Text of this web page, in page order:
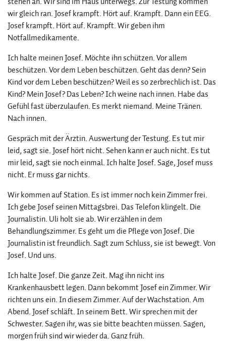
wir gleich ran. Josef krampft. Hört auf. Krampft. Dann ein EEG.
Josef krampft. Hört auf. Krampft. Wir geben ihm
Notfallmedikamente.
Ich halte meinen Josef. Möchte ihn schützen. Vor allem
beschützen. Vor dem Leben beschützen. Geht das denn? Sein
Kind vor dem Leben beschützen? Weil es so zerbrechlich ist. Das
Kind? Mein Josef? Das Leben? Ich weine nach innen. Habe das
Gefühl fast überzulaufen. Es merkt niemand. Meine Tränen.
Nach innen.
Gespräch mit der Ärztin. Auswertung der Testung. Es tut mir
leid, sagt sie. Josef hört nicht. Sehen kann er auch nicht. Es tut
mir leid, sagt sie noch einmal. Ich halte Josef. Sage, Josef muss
nicht. Er muss gar nichts.
Wir kommen auf Station. Es ist immer noch kein Zimmer frei.
Ich gebe Josef seinen Mittagsbrei. Das Telefon klingelt. Die
Journalistin. Uli holt sie ab. Wir erzählen in dem
Behandlungszimmer. Es geht um die Pflege von Josef. Die
Journalistin ist freundlich. Sagt zum Schluss, sie ist bewegt. Von
Josef. Und uns.
Ich halte Josef. Die ganze Zeit. Mag ihn nicht ins
Krankenhausbett legen. Dann bekommt Josef ein Zimmer. Wir
richten uns ein. In diesem Zimmer. Auf der Wachstation. Am
Abend. Josef schläft. In seinem Bett. Wir sprechen mit der
Schwester. Sagen ihr, was sie bitte beachten müssen. Sagen,
morgen früh sind wir wieder da. Ganz früh.